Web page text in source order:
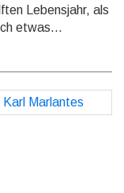
Lebensjahr, als
etwas...